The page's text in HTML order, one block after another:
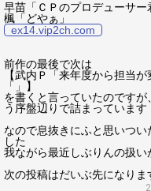
早苗「ＣＰのプロデューサー
楓「どやぁ」
ex14.vip2ch.com
前作の最後で次は
【武内Ｐ「来年度から担当
「」】
を書くと言っていたのです
う序盤辺りで詰まっています
なので息抜きにふと思いつい
した
我ながら最近しぶりんの扱
次の投稿はだいぶ先になりま